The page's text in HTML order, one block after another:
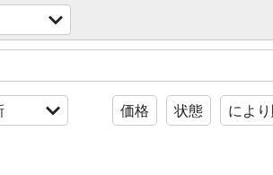
価格 状態 によ